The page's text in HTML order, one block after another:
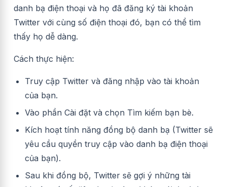
danh bạ điện thoại và họ đã đăng ký tài khoản
Twitter với cùng số điện thoại đó, bạn có thể tìm
thấy họ dễ dàng.
Cách thực hiện:
Truy cập Twitter và đăng nhập vào tài khoản
của bạn.
Vào phần Cài đặt và chọn Tìm kiếm bạn bè.
Kích hoạt tính năng đồng bộ danh bạ (Twitter sẽ
yêu cầu quyền truy cập vào danh bạ điện thoại
của bạn).
Sau khi đồng bộ, Twitter sẽ gợi ý những tài